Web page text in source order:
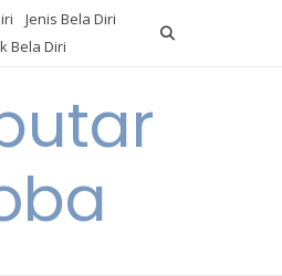
Jenis Bela Diri
Bela Diri